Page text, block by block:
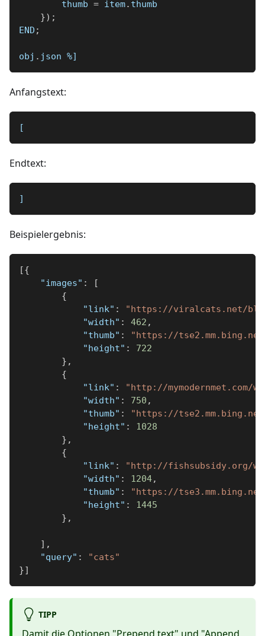
        thumb
= item. thumb
}) ;
END ;
obj . json %]
Anfangstext:
[
Endtext:
]
Beispielergebnis:
[{
"images" :
[
{
"link" :
"https://viralcats.net/
"width" : 462 ,
"thumb" :
"https://tse2.mm.bing.net/
"height" :
722
} ,
{
"link" :
"http://
"width" : 750 ,
"thumb" :
"https://tse2.mm.bing.net/
"height" :
1028
} ,
{
"link" :
"http://fishsubsidy.org/
"width" : 1204,
"thumb" :
"https://tse3.mm.bing.net/
"height" :
1445
} ,
] ,
"query" :
"cats"
}]
TIPP
Damit die Optionen "Prepend text" und "Append